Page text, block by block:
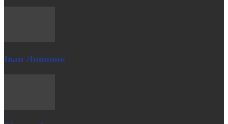
Іван Липовик